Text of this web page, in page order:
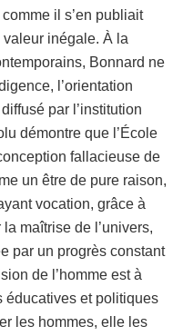
il s’en publiait
valeur inégale. À la
Bonnard ne
l’orientation
par l’institution
démontre que l’École
fallacieuse de
un être de pure raison,
vocation, grâce à
maîtrise de l’univers,
par un progrès constant
de l’homme est à
éducatives et politiques
les hommes, elle les